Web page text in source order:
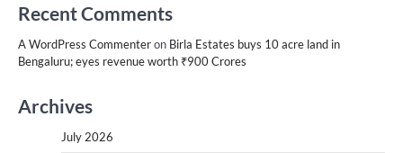
Recent Comments
A WordPress Commenteron Birla Estates buys 10 acre land in
Bengaluru; eyes revenue worth ₹900 Crores
Archives
July 2026